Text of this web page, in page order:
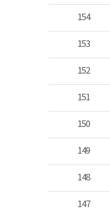
154
153
152
151
150
149
148
147